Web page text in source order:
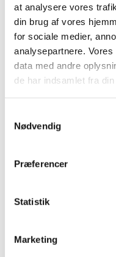
at analysere vores
din brug af vores
for sociale medier,
analysepartnere.
data med andre
de har indsamlet fra
Nødvendig
Præferencer
Statistik
Marketing
Du finder
det pågældende ophold
DIN